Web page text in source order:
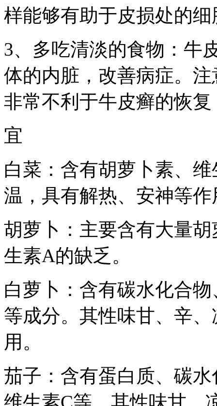
样能够有助于皮损处的
3、多吃清淡的食物：牛
体的内脏，改善病症。
非常不利于牛皮癣的恢
宜
白菜：含有胡萝卜素、
温，具有解热、安神等作
胡萝卜：主要含有大量
生素A的缺乏。
白萝卜：含有碳水化合
等成分。其性味甘、辛
用。
茄子：含有蛋白质、碳
维生素C等。其性味甘、